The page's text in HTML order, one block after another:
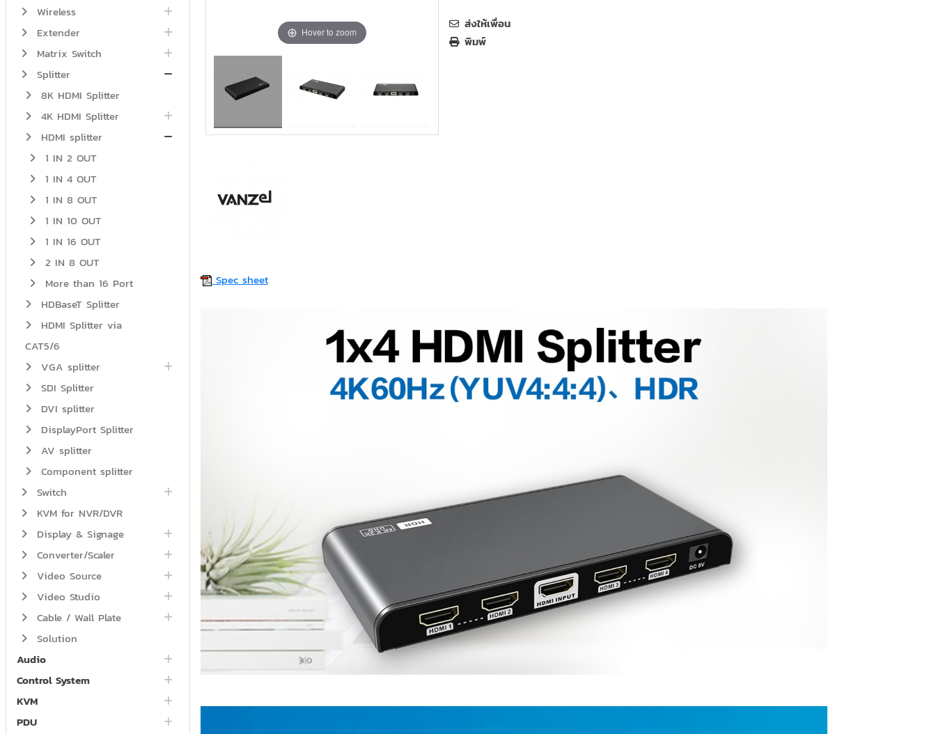
Wireless
Extender
Matrix Switch
Splitter
8K HDMI Splitter
4K HDMI Splitter
HDMI splitter
1 IN 2 OUT
1 IN 4 OUT
1 IN 8 OUT
1 IN 10 OUT
1 IN 16 OUT
2 IN 8 OUT
More than 16 Port
HDBaseT Splitter
HDMI Splitter via
CAT5/6
VGA splitter
SDI Splitter
DVI splitter
DisplayPort Splitter
AV splitter
Component splitter
Switch
KVM for NVR/DVR
Display & Signage
Converter/Scaler
Video Source
Video Studio
Cable / Wall Plate
Solution
Audio
Control System
KVM
PDU
Hover to zoom
ส่งให้เพื่อน
พิมพ์
Spec sheet